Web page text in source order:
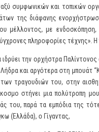
συμφωνικών και τοπικών
της διάφανης
μέλλοντος, με
πληροφορίες τέχνης».
την ορχήστρα
και αργότερα στη μπουάτ
τραγουδιών του, στην
στήνει μια πολύτροπη
του, παρά τα εμπόδια της
(Ελλάδα), ο Γίγαντας,